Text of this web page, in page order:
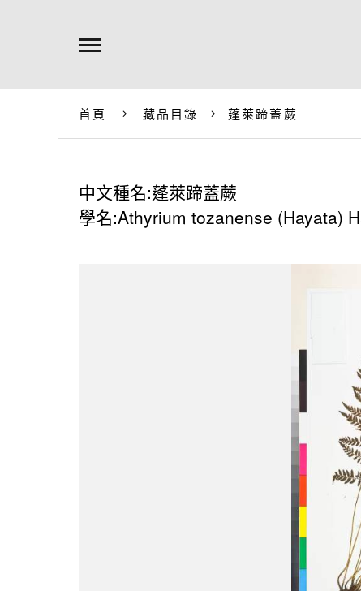
首頁 藏品目錄 蓬萊蹄蓋蕨
中文種名:蓬萊蹄蓋蕨
學名:Athyrium tozanense (Hayata)